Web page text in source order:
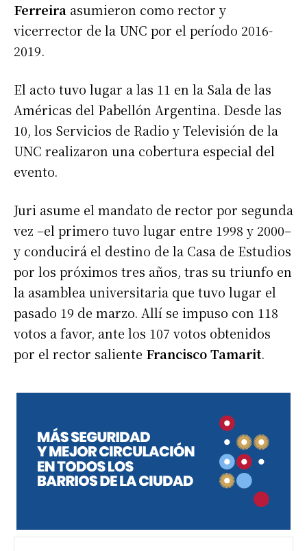
Ferreira asumieron como rector y
vicerrector de la UNC por el período 2016-
2019.
El acto tuvo lugar a las 11 en la Sala de las
Américas del Pabellón Argentina. Desde las
10, los Servicios de Radio y Televisión de la
UNC realizaron una cobertura especial del
evento.
Juri asume el mandato de rector por segunda
vez –el primero tuvo lugar entre 1998 y 2000–
y conducirá el destino de la Casa de Estudios
por los próximos tres años, tras su triunfo en
la asamblea universitaria que tuvo lugar el
pasado 19 de marzo. Allí se impuso con 118
votos a favor, ante los 107 votos obtenidos
por el rector saliente Francisco Tamarit.